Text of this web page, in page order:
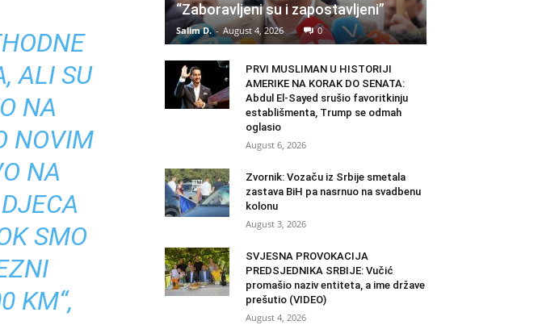
ALI SU
NA
NOVIM
NA
SMO
KM“,
“Zaboravljeni su i zapostavljeni”
Salim D. - August 4, 2026 0
PRVI MUSLIMAN U HISTORIJI
AMERIKE NA KORAK DO SENATA:
Abdul El-Sayed srušio favoritkinju
establišmenta, Trump se odmah
oglasio
August 6, 2026
Zvornik: Vozaču iz Srbije smetala
zastava BiH pa nasrnuo na svadbenu
kolonu
August 3, 2026
SVJESNA PROVOKACIJA
PREDSJEDNIKA SRBIJE: Vučić
promašio naziv entiteta, a ime države
prešutio (VIDEO)
August 4, 2026